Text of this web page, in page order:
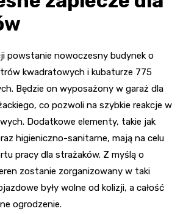
powstanie nowoczesny budynek o
kwadratowych i kubaturze 775
Będzie on wyposażony w garaż dla
co pozwoli na szybkie reakcje w
Dodatkowe elementy, takie jak
higieniczno-sanitarne, mają na celu
pracy dla strażaków. Z myślą o
zostanie zorganizowany w taki
były wolne od kolizji, a całość
ogrodzenie.